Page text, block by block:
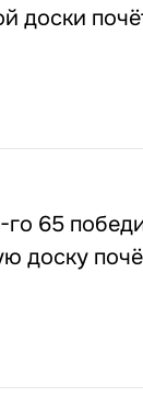
доски
65
доску